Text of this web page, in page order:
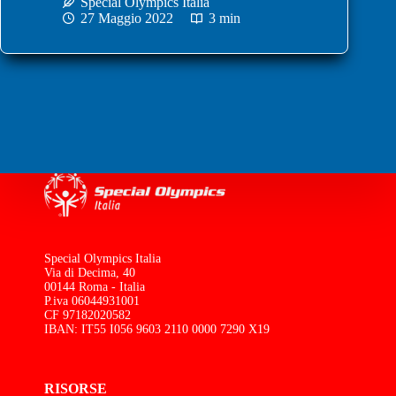
27 Maggio 2022
3 min
Special Olympics Italia
Via di Decima, 40
00144 Roma - Italia
P.iva 06044931001
CF 97182020582
IBAN: IT55 I056 9603 2110 0000 7290 X19
RISORSE